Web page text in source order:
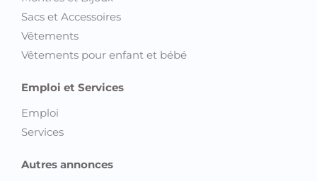
Sacs et Accessoires
Vêtements
Vêtements pour enfant et bébé
Emploi et Services
Emploi
Services
Autres annonces